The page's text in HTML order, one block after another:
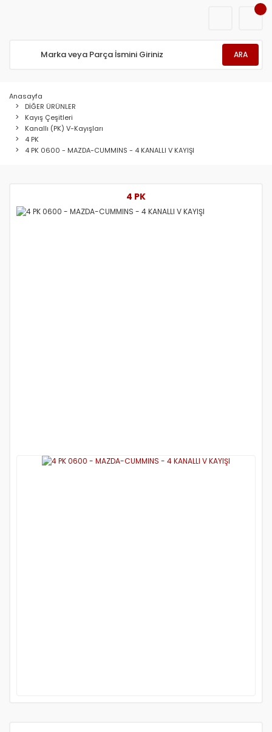
ARA
Anasayfa
DİĞER ÜRÜNLER
Kayış Çeşitleri
Kanallı (PK) V-Kayışları
4 PK
4 PK 0600 - MAZDA-CUMMINS - 4 KANALLI V KAYIŞI
4 PK